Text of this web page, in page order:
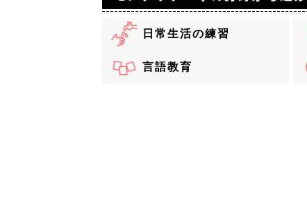
日常生活の練習
言語教育